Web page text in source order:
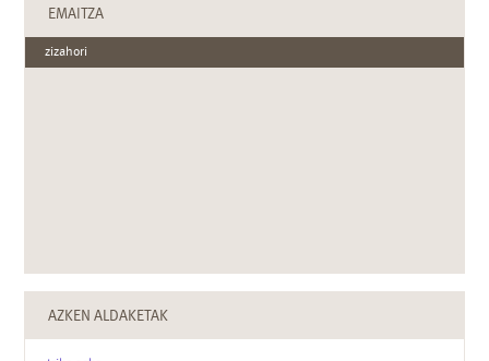
EMAITZA
zizahori
AZKEN ALDAKETAK